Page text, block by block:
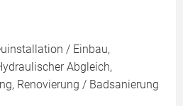
/ Einbau,
Abgleich,
Renovierung / Badsanierung